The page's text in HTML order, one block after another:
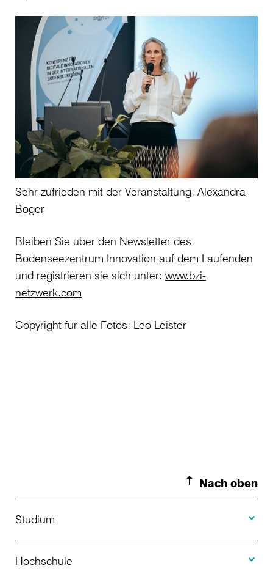
Sehr zufrieden mit der Veranstaltung; Alexandra
Boger
Bleiben Sie über den Newsletter des
Bodenseezentrum Innovation auf dem Laufenden
und registrieren sie sich unter: www.bzi-
netzwerk.com
Copyright für alle Fotos: Leo Leister
Nach oben
Studium
Studienangebot
Hochschule